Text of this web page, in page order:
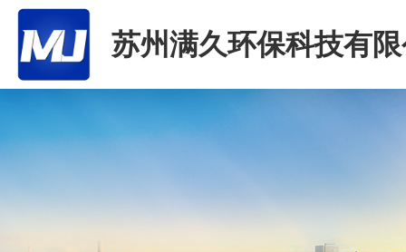
苏州满久环保科技有